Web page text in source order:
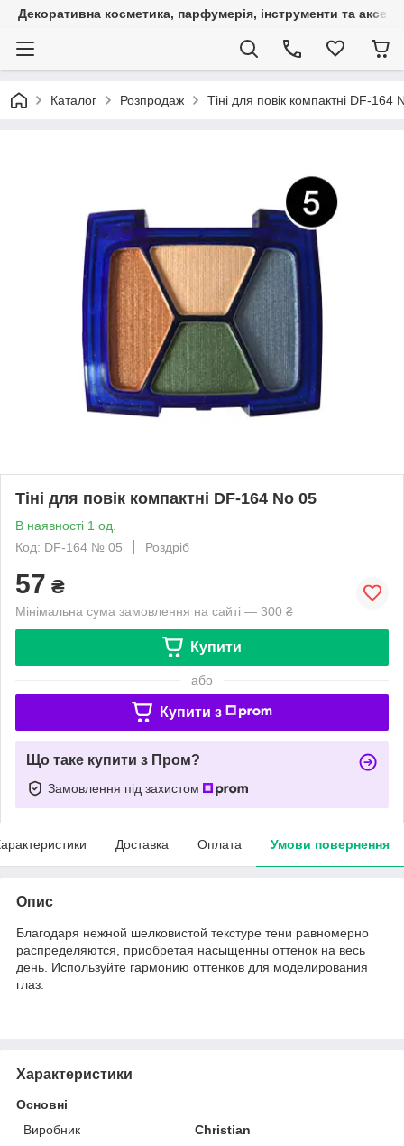
Декоративна косметика, парфумерія, інструменти та
Каталог Розпродаж Тіні для повік компактні DF-164
Тіні для повік компактні DF-164 No 05
В наявності 1 од.
Код: DF-164 № 05
Роздріб
57 ₴
Мінімальна сума замовлення на сайті — 300 ₴
Купити
або
Купити з
Що таке купити з Пром?
Замовлення під захистом
Доставка Оплата Умови повернення
Опис
Благодаря нежной шелковистой текстуре тени равномерно
распределяются, приобретая насыщенны оттенок на весь
день. Используйте гармонию оттенков для моделирования
глаз.
Характеристики
Основні
Виробник
Christian